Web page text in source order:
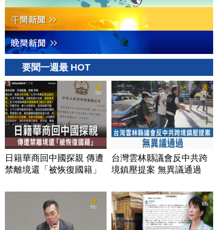
要聞一週最 HOT
日籍華商回中國探親 傳遭
禁離境還「被恢復國籍」
台灣雲林縣議會反中共跨
境鎮壓提案 無異議通過